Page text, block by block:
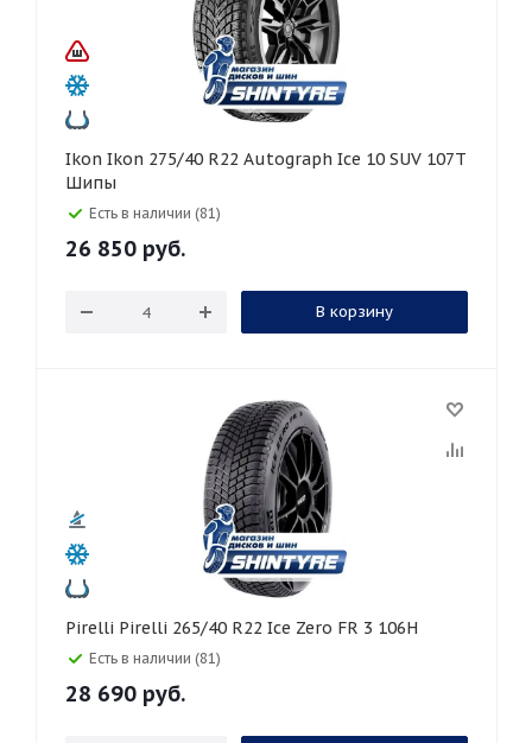
Ikon Ikon 275/40 R22 Autograph Ice 10 SUV 107T
Шипы
Есть в наличии (81)
26 850 руб.
В корзину
Pirelli Pirelli 265/40 R22 Ice Zero FR 3 106H
Есть в наличии (81)
28 690 руб.